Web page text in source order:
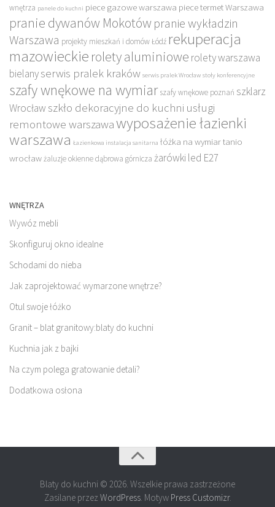
wnętrza panele do kuchni piece gazowe warszawa piece termet Warszawa
pranie dywanów Mokotów pranie wykładzin
Warszawa projekty mieszkań i domów Łódź rekuperacja
mazowieckie rolety aluminiowe rolety warszawa
bielanyserwis pralek kraków serwis pralek Wrocław stoły konferencyjne
szafy wnękowe na wymiar szafy wnękowe poznań szklarz
Wrocław szkło dekoracyjne do kuchni usługi
remontowe warszawawyposażenie łazienki
warszawa Łazienkowa instalacja sanitarna łóżka na wymiar tanio
wrocławżaluzje okienne dąbrowa górnicza żarówki led E27
WNĘTRZA
Wywóz mebli
Skonfiguruj okno idealne
Schodami do nieba
Jak zaprojektować wymarzone wnętrze?
Otul swoje łóżko
Granit – blat granitowy:blaty do kuchni
Kuchnia jak z bajki
Na czym polega gratowanie detali?
Dodatkowa osłona
Blaty do kuchni © 2026. Wszelkie prawa zastrzeżone
Zasilane przez WordPress. Motyw Press Customizr.